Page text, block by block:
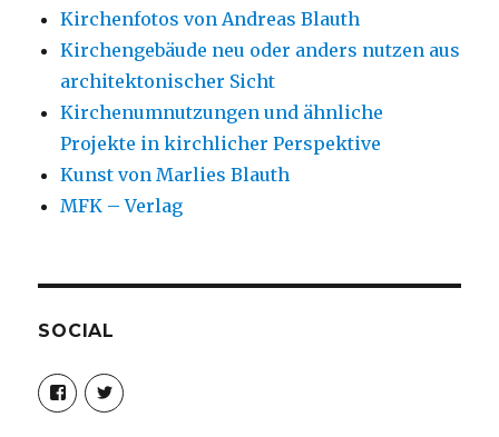
Kirchenfotos von Andreas Blauth
Kirchengebäude neu oder anders nutzen aus
architektonischer Sicht
Kirchenumnutzungen und ähnliche
Projekte in kirchlicher Perspektive
Kunst von Marlies Blauth
MFK – Verlag
SOCIAL
Profil
von
christoph.fleischer1
Profil
von
ChristophFl